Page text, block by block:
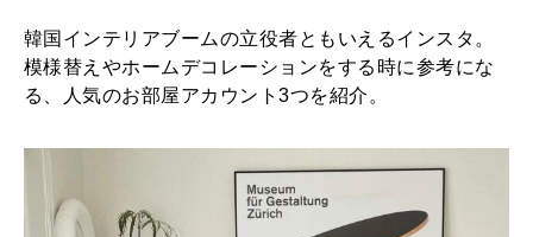
韓国インテリアブームの立役者ともいえるインスタ。
模様替えやホームデコレーションをする時に参考にな
る、人気のお部屋アカウント3つを紹介。